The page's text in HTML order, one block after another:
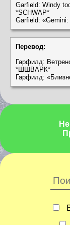
Garfield: Windy
*SCHWAP*
Garfield:
Перевод:
Гарфилд:
*ШШВАРК*
Гарфилд: